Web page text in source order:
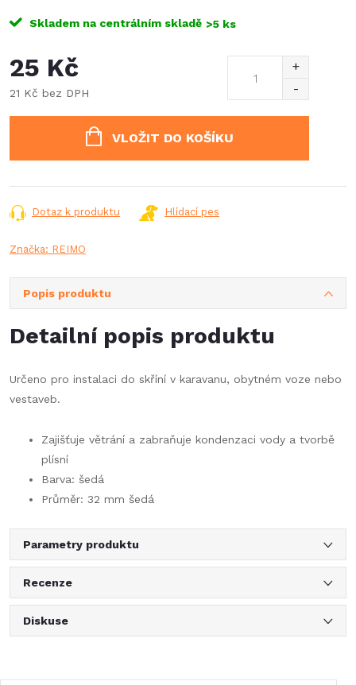
Skladem na centrálním skladě >5 ks
25 Kč
21 Kč bez DPH
VLOŽIT DO KOŠÍKU
Dotaz k produktu Hlídací pes
Značka: REIMO
Popis produktu
Detailní popis produktu
Určeno pro instalaci do skříní v karavanu, obytném voze nebo
vestaveb.
Zajišťuje větrání a zabraňuje kondenzaci vody a tvorbě
plísní
Barva: šedá
Průměr: 32 mm šedá
Parametry produktu
Recenze
Diskuse